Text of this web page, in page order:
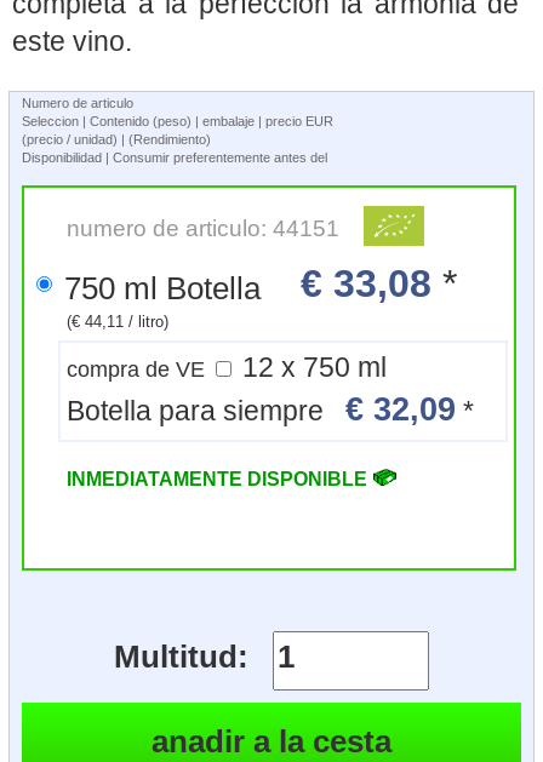
este vino.
Numero de articulo
Seleccion | Contenido (peso) | embalaje | precio EUR
(precio / unidad) | (Rendimiento)
Disponibilidad | Consumir preferentemente antes del
numero de articulo: 44151
750 ml Botella € 33,08 *
(€ 44,11 / litro)
compra de VE
12 x 750 ml
Botella para siempre€ 32,09 *
INMEDIATAMENTE DISPONIBLE
Multitud: